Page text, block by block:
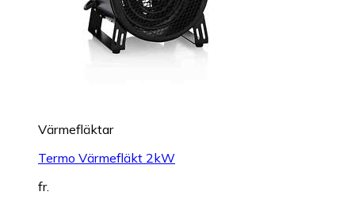
Värmefläktar
Termo Värmefläkt 2kW
fr.